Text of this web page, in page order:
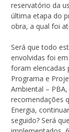
reservatório da
última etapa do
obra, a qual foi
Será que todo
envolvidas foi
foram elencadas
Programa e
Ambiental –
recomendações
Energia,
seguido? Será